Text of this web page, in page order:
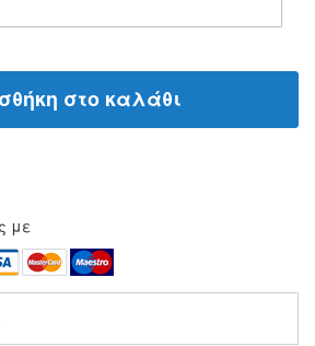
στο καλάθι
με